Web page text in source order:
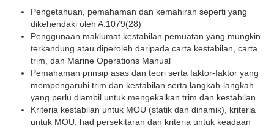
Pengetahuan, pemahaman dan kemahiran seperti yang
dikehendaki oleh A.1079(28)
Penggunaan maklumat kestabilan pemuatan yang mungkin
terkandung atau diperoleh daripada carta kestabilan, carta
trim, dan Marine Operations Manual
Pemahaman prinsip asas dan teori serta faktor-faktor yang
mempengaruhi trim dan kestabilan serta langkah-langkah
yang perlu diambil untuk mengekalkan trim dan kestabilan
Kriteria kestabilan untuk MOU (statik dan dinamik), kriteria
untuk MOU, had persekitaran dan kriteria untuk keadaan